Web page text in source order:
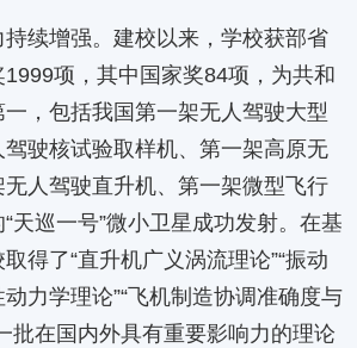
续增强。建校以来，学校获部省
项，其中国家奖84项，为共和
，包括我国第一架无人驾驶大型
驶核试验取样机、第一架高原无
无人驾驶直升机、第一架微型飞行
天巡一号”微小卫星成功发射。在基
得了“直升机广义涡流理论”“振动
力学理论”“飞机制造协调准确度与
批在国内外具有重要影响力的理论